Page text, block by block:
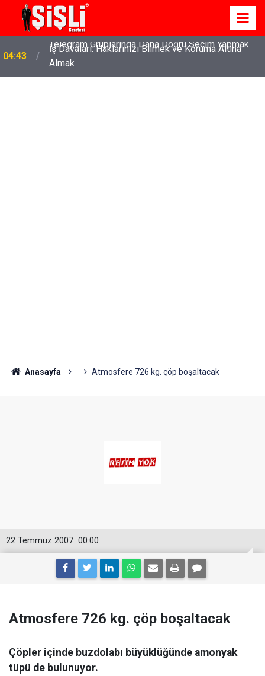
04:43
İş Davaları: Haklarınızı Bilmek ve Koruma Altına
Almak
Anasayfa Atmosfere 726 kg. çöp boşaltacak
00:00
22 Temmuz 2007
Atmosfere 726 kg. çöp boşaltacak
Çöpler içinde buzdolabı büyüklüğünde amonyak
tüpü de bulunuyor.